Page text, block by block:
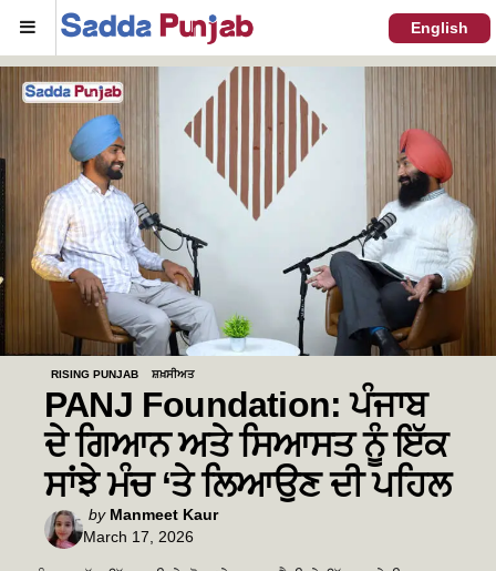
Menu English
RISING PUNJAB ਸ਼ਖ਼ਸੀਅਤ
PANJ Foundation: ਪੰਜਾਬ
ਦੇ ਗਿਆਨ ਅਤੇ ਸਿਆਸਤ ਨੂੰ ਇੱਕ
ਸਾਂਝੇ ਮੰਚ ‘ਤੇ ਲਿਆਉਣ ਦੀ ਪਹਿਲ
Posted
by
by Manmeet Kaur
March 17, 2026